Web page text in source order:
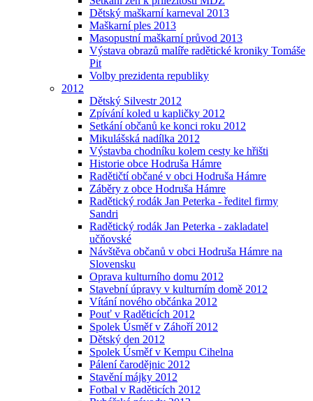
Dětský maškarní karneval 2013
Maškarní ples 2013
Masopustní maškarní průvod 2013
Výstava obrazů malíře radětické kroniky Tomáše
Pit
Volby prezidenta republiky
2012
Dětský Silvestr 2012
Zpívání koled u kapličky 2012
Setkání občanů ke konci roku 2012
Mikulášská nadílka 2012
Výstavba chodníku kolem cesty ke hřišti
Historie obce Hodruša Hámre
Radětičtí občané v obci Hodruša Hámre
Záběry z obce Hodruša Hámre
Radětický rodák Jan Peterka - ředitel firmy
Sandri
Radětický rodák Jan Peterka - zakladatel
učňovské
Návštěva občanů v obci Hodruša Hámre na
Slovensku
Oprava kulturního domu 2012
Stavební úpravy v kulturním domě 2012
Vítání nového občánka 2012
Pouť v Raděticích 2012
Spolek Úsměf v Záhoří 2012
Dětský den 2012
Spolek Úsměf v Kempu Cihelna
Pálení čarodějnic 2012
Stavění májky 2012
Fotbal v Raděticích 2012